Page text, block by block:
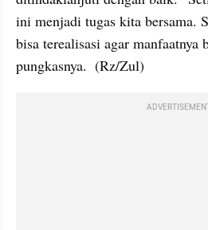
ini menjadi tugas kita bersama.
bisa terealisasi agar manfaatnya
pungkasnya.  (Rz/Zul)